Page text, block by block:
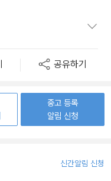
공유하기
중고 등록
알림 신청
신간알림 신청